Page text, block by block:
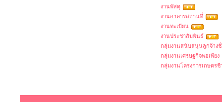
งานพัสดุ
งานอาคารสถานที่
งานทะเบียน
งานประชาสัมพันธ์
กลุ่มงานสนับสนุนลูกจ้างชั่
กลุ่มงานเศรษฐกิจพอเพียง
กลุ่มงานโครงการเกษตรชี